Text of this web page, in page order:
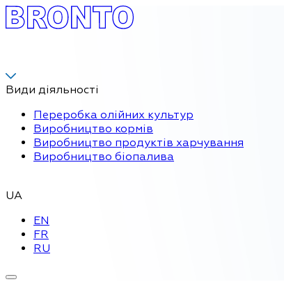
Види діяльності
Переробка олійних культур
Виробництво кормів
Виробництво продуктів харчування
Виробництво біопалива
UA
EN
FR
RU